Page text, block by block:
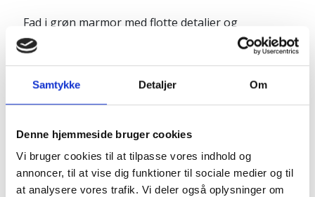
Samtykke Detaljer Om
Denne hjemmeside bruger cookies
Vi bruger cookies til at tilpasse vores indhold og
annoncer, til at vise dig funktioner til sociale medier og til
at analysere vores trafik. Vi deler også oplysninger om
Fad i grøn marmor med flotte detaljer og
farvenuancer.
Fadet vil være en smuk detalje på spisebordet,
sofabordet eller i en entre til nøgler og solbriller.
Længde: ca. 30 cm
Bredde: ca. 30 cm
Højde: ca. 5 cm